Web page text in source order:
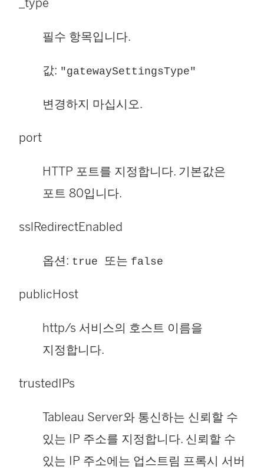
_type
필수 항목입니다.
값: "gatewaySettingsType"
변경하지 마십시오.
port
HTTP 포트를 지정합니다. 기본값은
포트 80입니다.
sslRedirectEnabled
옵션: true 또는 false
publicHost
http/s 서비스의 호스트 이름을
지정합니다.
trustedIPs
Tableau Server와 통신하는 신뢰할 수
있는 IP 주소를 지정합니다. 신뢰할 수
있는 IP 주소에는 업스트림 프록시 서버